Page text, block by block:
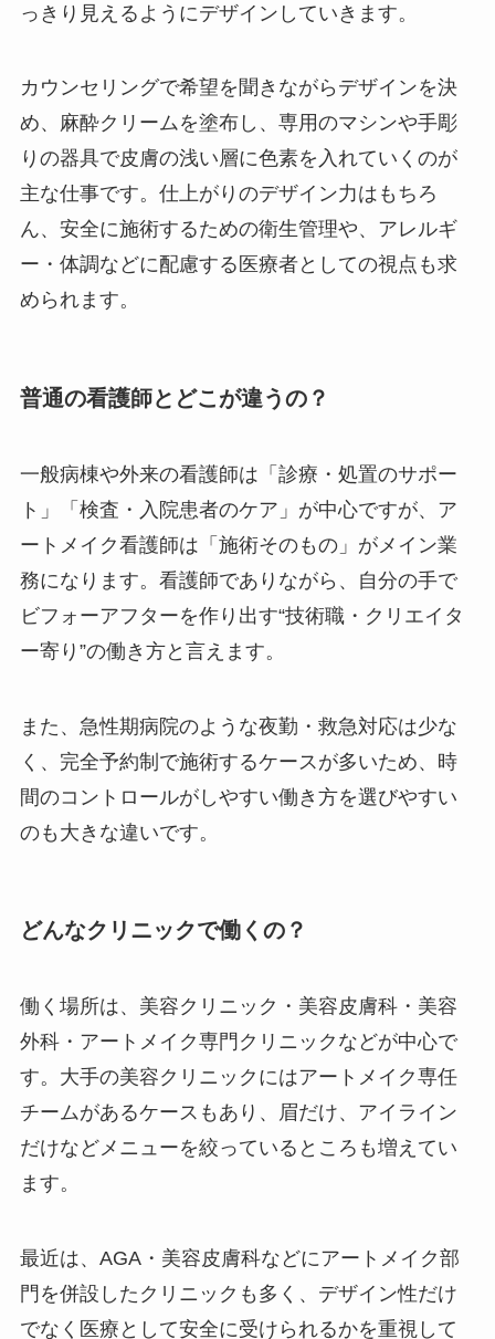
っきり見えるようにデザインしていきます。
カウンセリングで希望を聞きながらデザインを決
め、麻酔クリームを塗布し、専用のマシンや手彫
りの器具で皮膚の浅い層に色素を入れていくのが
主な仕事です。仕上がりのデザイン力はもちろ
ん、安全に施術するための衛生管理や、アレルギ
ー・体調などに配慮する医療者としての視点も求
められます。
普通の看護師とどこが違うの？
一般病棟や外来の看護師は「診療・処置のサポー
ト」「検査・入院患者のケア」が中心ですが、ア
ートメイク看護師は「施術そのもの」がメイン業
務になります。看護師でありながら、自分の手で
ビフォーアフターを作り出す“技術職・クリエイタ
ー寄り”の働き方と言えます。
また、急性期病院のような夜勤・救急対応は少な
く、完全予約制で施術するケースが多いため、時
間のコントロールがしやすい働き方を選びやすい
のも大きな違いです。
どんなクリニックで働くの？
働く場所は、美容クリニック・美容皮膚科・美容
外科・アートメイク専門クリニックなどが中心で
す。大手の美容クリニックにはアートメイク専任
チームがあるケースもあり、眉だけ、アイライン
だけなどメニューを絞っているところも増えてい
ます。
最近は、AGA・美容皮膚科などにアートメイク部
門を併設したクリニックも多く、デザイン性だけ
でなく医療として安全に受けられるかを重視して